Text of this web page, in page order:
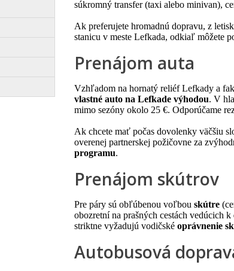
súkromný transfer (taxi alebo minivan),
Ak preferujete hromadnú dopravu, z
stanicu v meste Lefkada, odkiaľ môžete
Prenájom auta
Vzhľadom na hornatý reliéf Lefkady a
vlastné auto na Lefkade výhodou. V
mimo sezóny okolo 25 €. Odporúčame
Ak chcete mať počas dovolenky väčšiu
overenej partnerskej požičovne za
programu.
Prenájom skútrov
Pre páry sú obľúbenou voľbou skútre
obozretní na prašných cestách vedúcich
striktne vyžadujú vodičské oprávnenie
Autobusová